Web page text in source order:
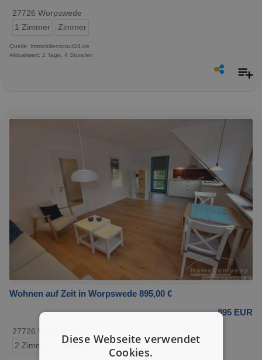
27726 Worpswede
1 Zimmer
Zimmer
Quelle: Immobilienscout24.de
Aktualisiert: 2 Tage, 4 Stunden
Wohnen auf Zeit in Worpswede 895,00 €
895 EUR
27726 Worpswede
2 Zimmer
Zimmer
Diese Webseite verwendet
Cookies.